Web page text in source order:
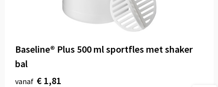
Baseline® Plus 500 ml sportfles met shaker
bal
vanaf € 1,81